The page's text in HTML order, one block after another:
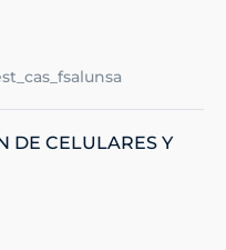
DE CELULARES Y